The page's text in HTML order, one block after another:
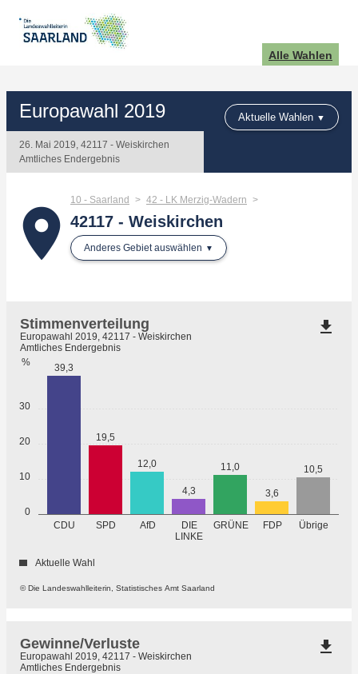
Alle Wahlen
Europawahl 2019
26. Mai 2019, 42117 - Weiskirchen
Amtliches Endergebnis
Aktuelle Wahlen
place
10 - Saarland 42 - LK Merzig-Wadern
42117 - Weiskirchen
Anderes Gebiet auswählen
0
10
20
30
%
CDU SPD AfD
DIE
LINKE
GRÜNE FDP Übrige
39,3
19,5
12,0
4,3
11,0
3,6
10,5
© Die Landeswahlleiterin, Statistisches Amt Saarland
Stimmenverteilung
Europawahl 2019, 42117 - Weiskirchen
Amtliches Endergebnis
Aktuelle Wahl
file_download
Gewinne/Verluste
Europawahl 2019, 42117 - Weiskirchen
Amtliches Endergebnis
file_download